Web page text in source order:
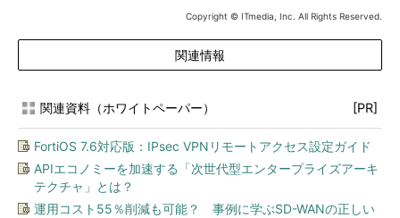
Copyright © ITmedia, Inc. All Rights Reserved.
関連情報
関連資料（ホワイトペーパー） [PR]
FortiOS 7.6対応版：IPsec VPNリモートアクセス設定ガイド
APIエコノミーを加速する「次世代型エンタープライズアーキ
テクチャ」とは？
運用コスト55％削減も可能？ 事例に学ぶSD-WANの正しい